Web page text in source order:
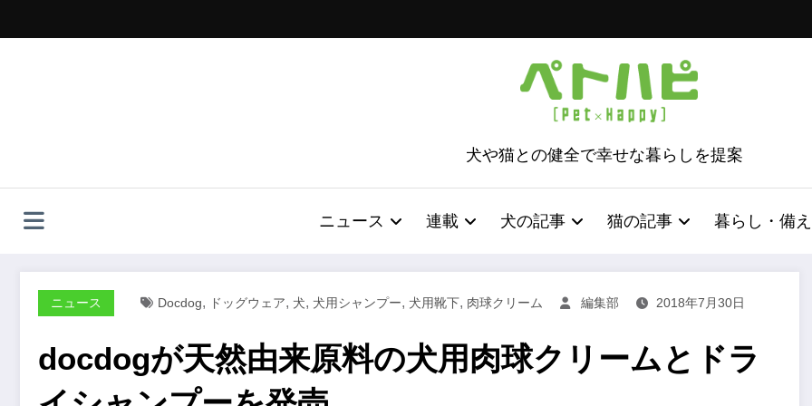
ッ
犬や猫との健全で幸せな暮らしを提案
ニュース 連載 犬の記事 猫の記事 暮らし・備え
ニュース Docdog, ドッグウェア, 犬, 犬用シャンプー, 犬用靴下, 肉球クリーム 編集部 2018年7月30日
docdogが天然由来原料の犬用肉球クリームとドラ